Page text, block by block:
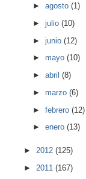
►agosto(1)
►julio(10)
►junio(12)
►mayo(10)
►abril(8)
►marzo(6)
►febrero(12)
►enero(13)
► 2012 (125)
► 2011 (167)